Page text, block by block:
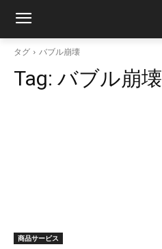
タグ バブル崩壊
Tag: バブル崩壊
商品サービス